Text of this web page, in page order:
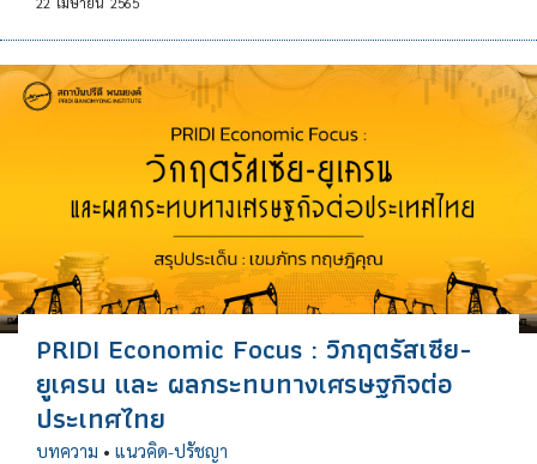
PRIDI Economic Focus : วิกฤตรัสเซีย-
ยูเครน และ ผลกระทบทางเศรษฐกิจต่อ
ประเทศไทย
บทความ • แนวคิด-ปรัชญา